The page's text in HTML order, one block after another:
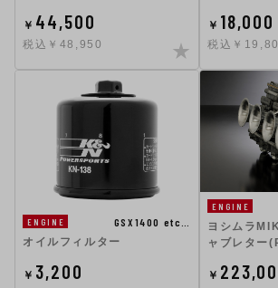
￥ 44,500
税込￥48,950
￥ 18,000
税込￥
ENGINE
GSX1400 etc…
オイルフィルター
￥ 3,200
ENGINE
ヨシムラ
ャブレター
￥